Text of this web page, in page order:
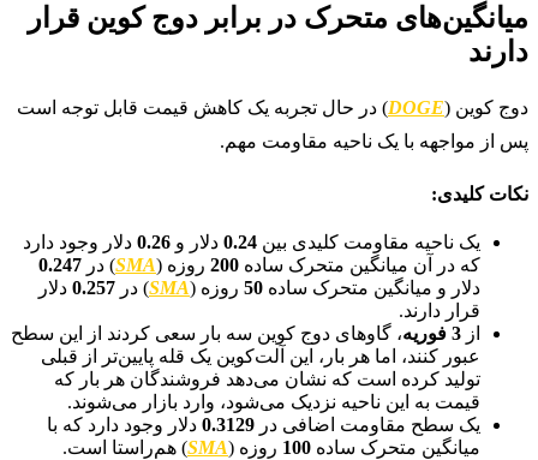
میانگین‌های متحرک در برابر دوج کوین قرار
دارند
دوج کوین (DOGE) در حال تجربه یک کاهش قیمت قابل توجه است
پس از مواجهه با یک ناحیه مقاومت مهم.
نکات کلیدی:
یک ناحیه مقاومت کلیدی بین 0.24 دلار و 0.26 دلار وجود دارد
که در آن میانگین متحرک ساده 200 روزه (SMA) در 0.247
دلار و میانگین متحرک ساده 50 روزه (SMA) در 0.257 دلار
قرار دارند.
از 3 فوریه
، گاوهای دوج کوین سه بار سعی کردند از این سطح
عبور کنند، اما هر بار، این آلت‌کوین یک قله پایین‌تر از قبلی
تولید کرده است که نشان می‌دهد فروشندگان هر بار که
قیمت به این ناحیه نزدیک می‌شود، وارد بازار می‌شوند.
یک سطح مقاومت اضافی در 0.3129 دلار وجود دارد که با
میانگین متحرک ساده 100 روزه (SMA) هم‌راستا است.